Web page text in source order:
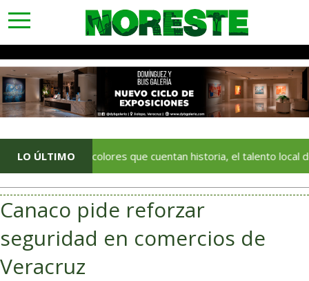
toggle
navigation
LO ÚLTIMO
Con colores que cuentan historia, el talento local deja huella
Canaco pide reforzar
seguridad en comercios de
Veracruz